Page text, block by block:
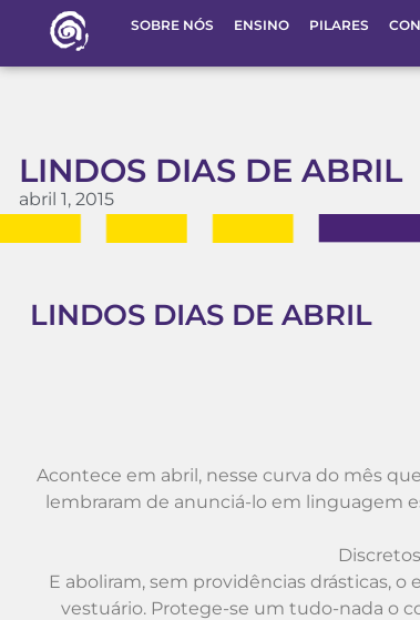
SOBRE NÓS ENSINO PILARES
LINDOS DIAS DE ABRIL
abril 1, 2015
LINDOS DIAS DE ABRIL
Acontece em abril, nesse curva do mês
lembraram de anunciá-lo em linguagem
E aboliram, sem providências drásticas,
vestuário. Protege-se um tudo-nada o